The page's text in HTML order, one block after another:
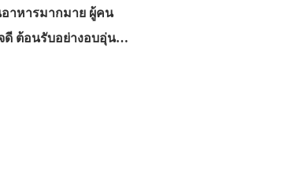
าหารมากมาย ผู้คน
ดี ต้อนรับอย่างอบอุ่น…